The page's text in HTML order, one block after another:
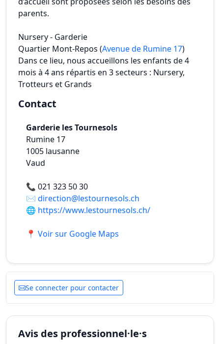
parents.
Nursery - Garderie
Quartier Mont-Repos (Avenue de Rumine 17)
Dans ce lieu, nous accueillons les enfants de 4
mois à 4 ans répartis en 3 secteurs : Nursery,
Trotteurs et Grands
Contact
Garderie les Tournesols
Rumine 17
1005 lausanne
Vaud
📞 021 323 50 30
✉️ direction@lestournesols.ch
🌐 https://www.lestournesols.ch/
📍 Voir sur Google Maps
Se connecter pour contacter
Avis des professionnel·le·s